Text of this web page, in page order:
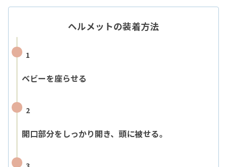
ヘルメットの装着方法
1
ベビーを座らせる
2
開口部分をしっかり開き、頭に被せる。